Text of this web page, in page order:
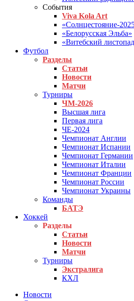
События
Viva Kola Art
«Солнцестояние-
«Белорусская Эльба»
«Витебский
Футбол
Разделы
Статьи
Новости
Матчи
Турниры
ЧМ-2026
Высшая лига
Первая лига
ЧЕ-2024
Чемпионат Англии
Чемпионат Испании
Чемпионат Германии
Чемпионат Италии
Чемпионат Франции
Чемпионат России
Чемпионат Украины
Команды
БАТЭ
Хоккей
Разделы
Статьи
Новости
Матчи
Турниры
Экстралига
КХЛ
Новости